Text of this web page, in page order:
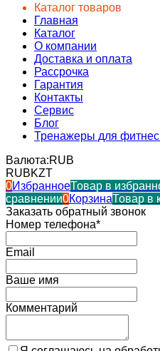
Каталог товаров
Главная
Каталог
О компании
Доставка и оплата
Рассрочка
Гарантия
Контакты
Сервис
Блог
Тренажеры для фитнес
Валюта:RUB
RUBKZT
0ИзбранноеТовар в
сравнении0КорзинаТовар в
Заказать обратный звонок
Номер телефона*
Email
Ваше имя
Комментарий